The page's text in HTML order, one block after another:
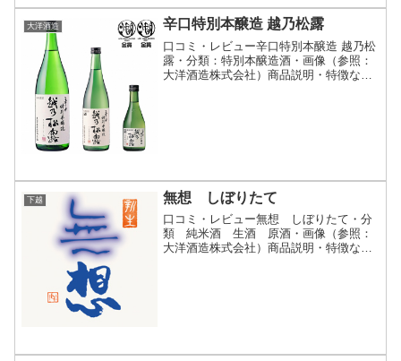
大洋酒造 辛口特別本醸造 越乃松露
口コミ・レビュー辛口特別本醸造 越乃松
露・分類：特別本醸造酒・画像（参照：
大洋酒造株式会社）商品説明・特徴など
下越 無想 しぼりたて
口コミ・レビュー無想 しぼりたて・分
類 純米酒 生酒 原酒・画像（参照：
大洋酒造株式会社）商品説明・特徴など